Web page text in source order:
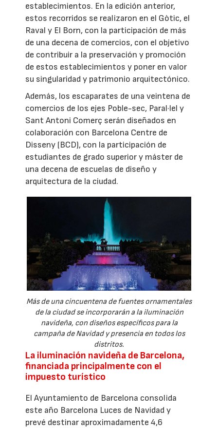
establecimientos. En la edición anterior,
estos recorridos se realizaron en el Gòtic, el
Raval y El Born, con la participación de más
de una decena de comercios, con el objetivo
de contribuir a la preservación y promoción
de estos establecimientos y poner en valor
su singularidad y patrimonio arquitectónico.
Además, los escaparates de una veintena de
comercios de los ejes Poble-sec, Paral·lel y
Sant Antoni Comerç serán diseñados en
colaboración con Barcelona Centre de
Disseny (BCD), con la participación de
estudiantes de grado superior y máster de
una decena de escuelas de diseño y
arquitectura de la ciudad.
Más de una cincuentena de fuentes ornamentales
de la ciudad se incorporarán a la iluminación
navideña, con diseños específicos para la
campaña de Navidad y presencia en todos los
distritos.
La iluminación navideña de Barcelona,
financiada principalmente con el
impuesto turístico
El Ayuntamiento de Barcelona consolida
este año Barcelona Luces de Navidad y
prevé destinar aproximadamente 4,6